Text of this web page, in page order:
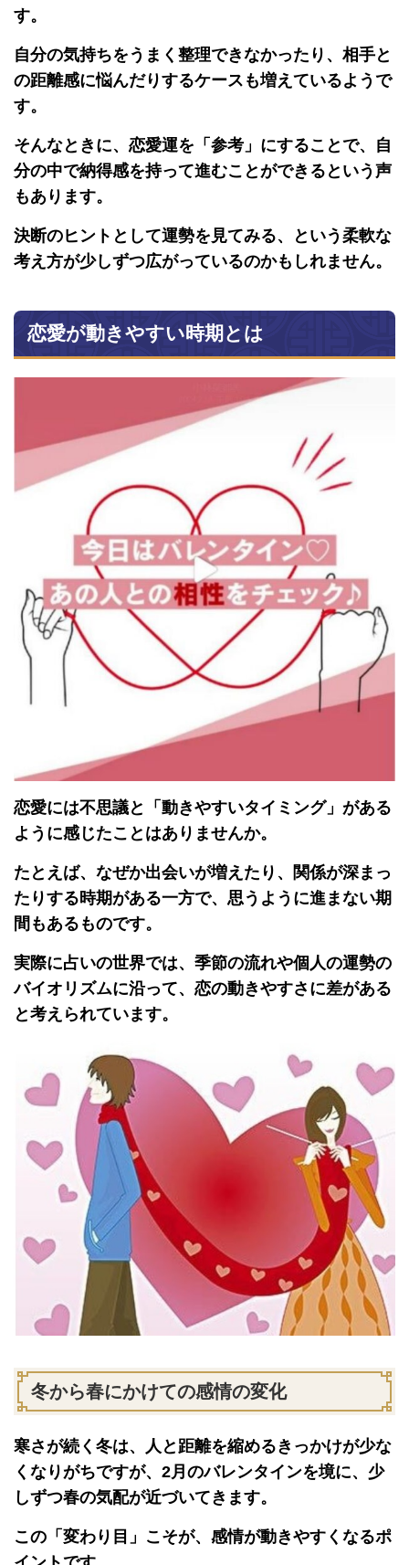
す。
自分の気持ちをうまく整理できなかったり、相手と
の距離感に悩んだりするケースも増えているようで
す。
そんなときに、恋愛運を「参考」にすることで、自
分の中で納得感を持って進むことができるという声
もあります。
決断のヒントとして運勢を見てみる、という柔軟な
考え方が少しずつ広がっているのかもしれません。
恋愛が動きやすい時期とは
恋愛には不思議と「動きやすいタイミング」がある
ように感じたことはありませんか。
たとえば、なぜか出会いが増えたり、関係が深まっ
たりする時期がある一方で、思うように進まない期
間もあるものです。
実際に占いの世界では、季節の流れや個人の運勢の
バイオリズムに沿って、恋の動きやすさに差がある
と考えられています。
冬から春にかけての感情の変化
寒さが続く冬は、人と距離を縮めるきっかけが少な
くなりがちですが、2月のバレンタインを境に、少
しずつ春の気配が近づいてきます。
この「変わり目」こそが、感情が動きやすくなるポ